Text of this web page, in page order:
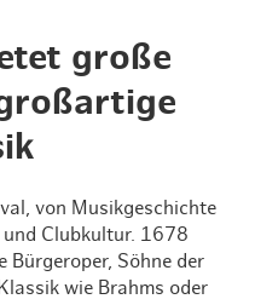
große
von Musikgeschichte
und Clubkultur. 1678
Bürgeroper, Söhne der
wie Brahms oder